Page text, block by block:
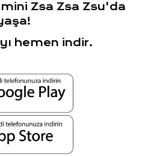
Zsa Zsa Zsu'da
hemen indir.